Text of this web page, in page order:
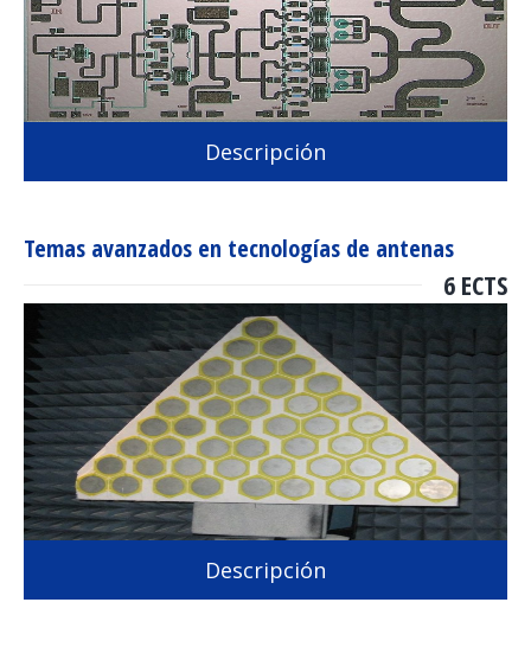
Descripción
Temas avanzados en tecnologías de antenas
6 ECTS
Descripción